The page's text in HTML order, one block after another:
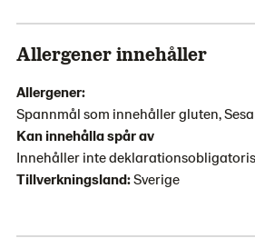
Allergener innehåller
Allergener:
Spannmål som innehåller gluten,
Kan innehålla spår av
Innehåller inte
Tillverkningsland:Sverige